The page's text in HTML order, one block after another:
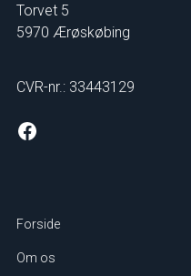
Torvet 5
5970 Ærøskøbing
CVR-nr.: 33443129
Forside
Om os